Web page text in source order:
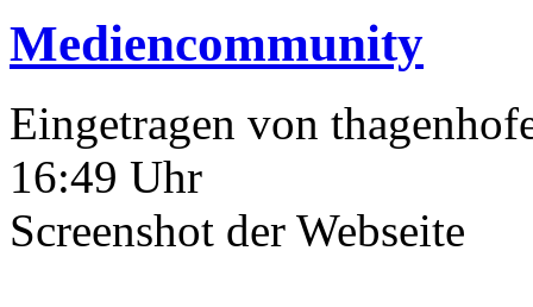
Mediencommunity
Eingetragen von
16:49 Uhr
Screenshot der Webseite